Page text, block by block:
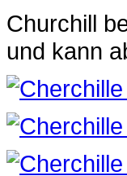
Churchill
und kann